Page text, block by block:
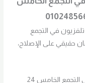
في التجمع
حقيقي على الإصلاح،
نحن نقدم خدمات تصليح شاشات التلفزيون في التجمع الخامس 24